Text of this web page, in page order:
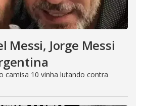
Messi, Jorge Messi
camisa 10 vinha lutando contra